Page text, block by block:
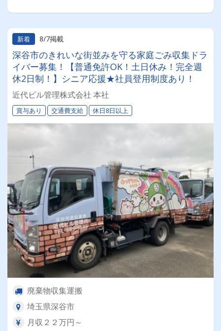
新着 8/7掲載
深谷市のきれいな街並みを守る家庭ごみ収集ドラ
イバー募集！【普通免許OK！土日休み！完全週
休2日制！】シニア応援★社員登用制度あり！
近代ビル管理株式会社 本社
賞与あり 交通費支給 休日8日以上
廃棄物収集運搬
埼玉県深谷市
月収２２万円～